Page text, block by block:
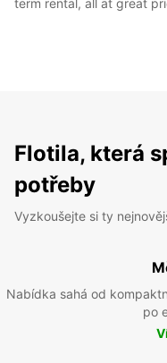
term rental, all at great
Flotila, která
potřeby
Vyzkoušejte si ty
Nabídka sahá od
po